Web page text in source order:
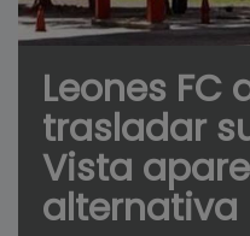
Leones FC
trasladar
Vista
alternativa